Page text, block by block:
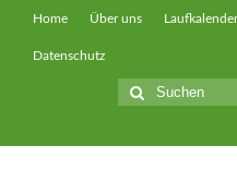
Home Über uns Laufkalender
Datenschutz
Suche
nach: